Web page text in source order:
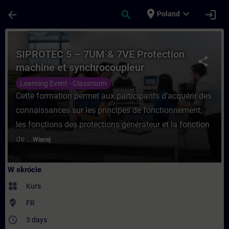
arrow_back search place Poland expand_more login
Kurs - SIPROTEC 5 – 7UM & 7VE
share
SIPROTEC 5 – 7UM & 7VE Protection
machine et synchrocoupleur
Learning Event - Classroom
Cette formation permet aux participants d’acquérir des
connaissances sur les principes de fonctionnement,
les fonctions des protections générateur et la fonction
de ...Więcej
W skrócie
widgets Kurs
where_to_vote FR
access_time 3 days